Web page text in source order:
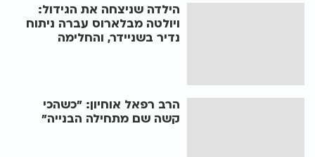
הילדה שניצחה את הגידול:
ויולטה מבלארוס עברה ניתוח
נדיר בשניידר, והחלימה
הרב רפאל אוחיון: "כשהכי
קשה שם מתחילה הבנייה"